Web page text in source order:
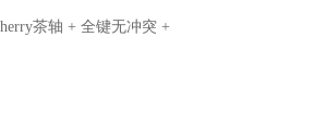
茶轴 + 全键无冲突 +